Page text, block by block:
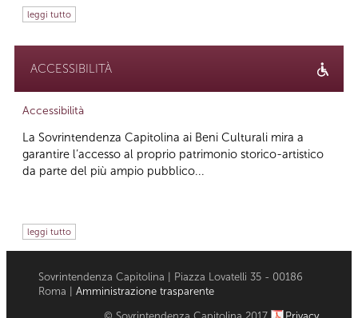
leggi tutto
ACCESSIBILITÀ
Accessibilità
La Sovrintendenza Capitolina ai Beni Culturali mira a
garantire l’accesso al proprio patrimonio storico-artistico
da parte del più ampio pubblico...
leggi tutto
Sovrintendenza Capitolina | Piazza Lovatelli 35 - 00186
Roma | Amministrazione trasparente